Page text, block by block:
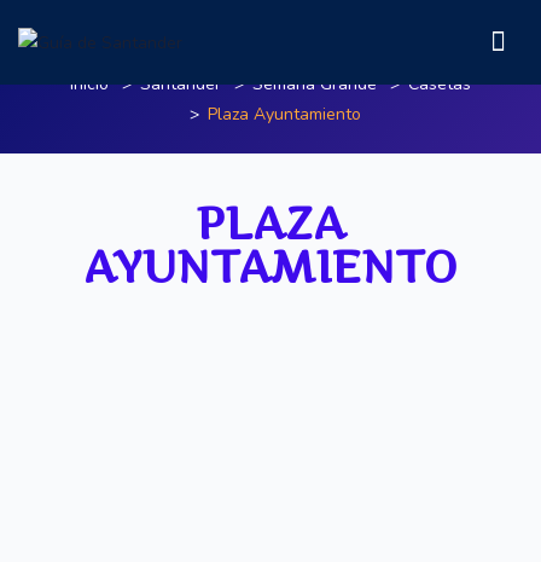
Plaza Ayuntamiento
Inicio Santander Semana Grande
Casetas
Plaza Ayuntamiento
PLAZA
AYUNTAMIENTO